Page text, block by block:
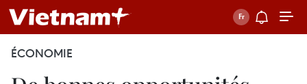
ÉCONOMIE